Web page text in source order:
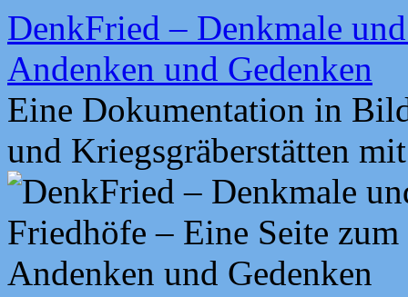
Zum
Inhalt
springen
DenkFried – Denkmale
Andenken und Gedenken
Eine Dokumentation in
und Kriegsgräberstätten